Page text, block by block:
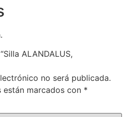
ALANDALUS,
no será publicada.
marcados con *